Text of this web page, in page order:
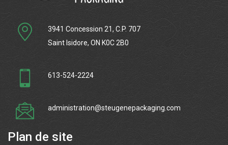
3941 Concession 21, C.P. 707
Saint Isidore, ON K0C 2B0
613-524-2224
administration@steugenepackaging.com
Plan de site